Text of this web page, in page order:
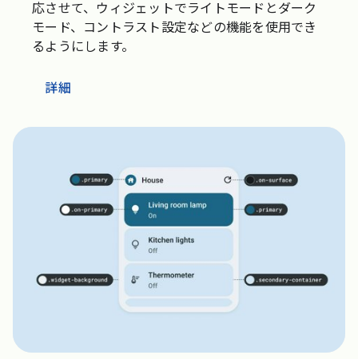
応させて、ウィジェットでライトモードとダーク
モード、コントラスト設定などの機能を使用でき
るようにします。
詳細